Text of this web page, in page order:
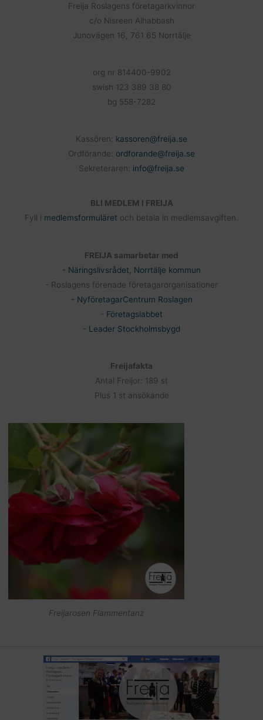
Freija Roslagens företagarkvinnor
c/o Nisreen Alhabbash
Junovägen 16, 761 65 Norrtälje
org nr 814400-9902
swish 123 389 38 80
bg 558-7282
Kassören: kassoren@freija.se
Ordförande: ordforande@freija.se
Sekreteraren: info@freija.se
BLI MEDLEM I FREIJA
Fyll i medlemsformuläret och betala in medlemsavgiften.
FREIJA samarbetar med
- Näringslivsrådet, Norrtälje kommun
- Roslagens förenade företagarorganisationer
- NyföretagarCentrum Roslagen
Företagslabbet
- Leader Stockholmsbygd
Freijafakta
Antal Freijor: 189 st
Plus 1 st ansökande
Freijarosen Flammentanz